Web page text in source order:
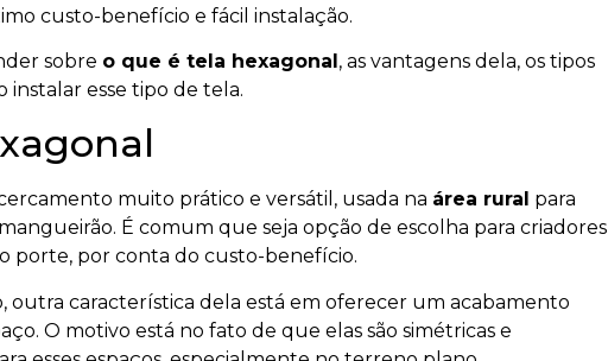
custo-benefício e fácil instalação.
sobre o que é tela hexagonal, as vantagens dela, os tipos
instalar esse tipo de tela.
muito prático e versátil, usada na área rural para
É comum que seja opção de escolha para criadores
porte, por conta do custo-benefício.
outra característica dela está em oferecer um acabamento
O motivo está no fato de que elas são simétricas e